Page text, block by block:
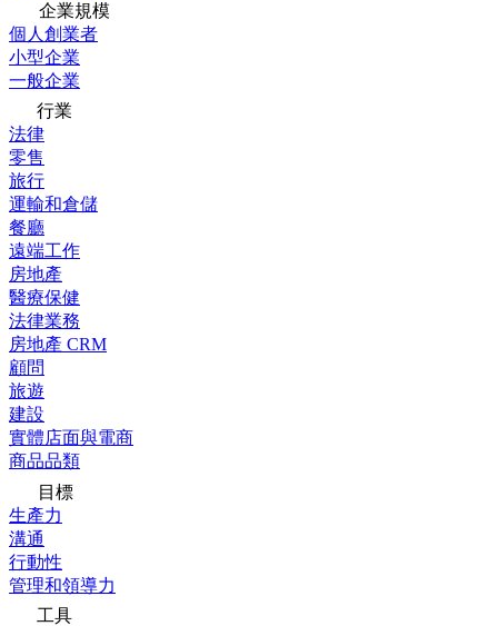
企業規模
個人創業者
小型企業
一般企業
行業
法律
零售
旅行
運輸和倉儲
餐廳
遠端工作
房地產
醫療保健
法律業務
房地產 CRM
顧問
旅遊
建設
實體店面與電商
商品品類
目標
生產力
溝通
行動性
管理和領導力
工具